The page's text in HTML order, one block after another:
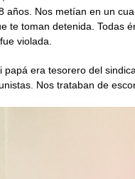
años. Nos metían en un
te toman detenida. Todas
violada.
papá era tesorero del
Nos trataban de